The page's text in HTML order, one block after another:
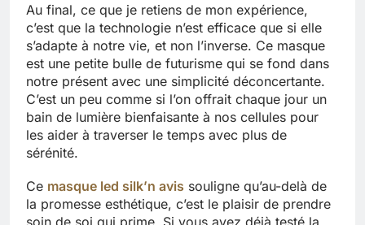
Au final, ce que je retiens de mon expérience,
c’est que la technologie n’est efficace que si elle
s’adapte à notre vie, et non l’inverse. Ce masque
est une petite bulle de futurisme qui se fond dans
notre présent avec une simplicité déconcertante.
C’est un peu comme si l’on offrait chaque jour un
bain de lumière bienfaisante à nos cellules pour
les aider à traverser le temps avec plus de
sérénité.
Ce masque led silk’n avis souligne qu’au-delà de
la promesse esthétique, c’est le plaisir de prendre
soin de soi qui prime. Si vous avez déjà testé la